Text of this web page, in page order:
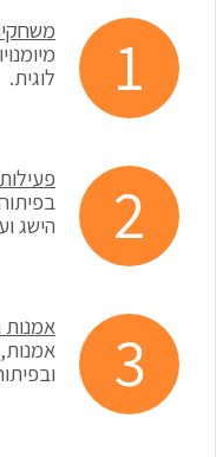
לוגית.
הישג
אמנות